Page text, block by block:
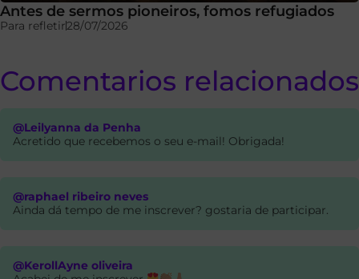
Antes de sermos pioneiros, fomos refugiados
Para refletir28/07/2026
Comentarios relacionados
@Leilyanna da Penha
Acretido que recebemos o seu e-mail! Obrigada!
@raphael ribeiro neves
Ainda dá tempo de me inscrever? gostaria de participar.
@KerollAyne oliveira